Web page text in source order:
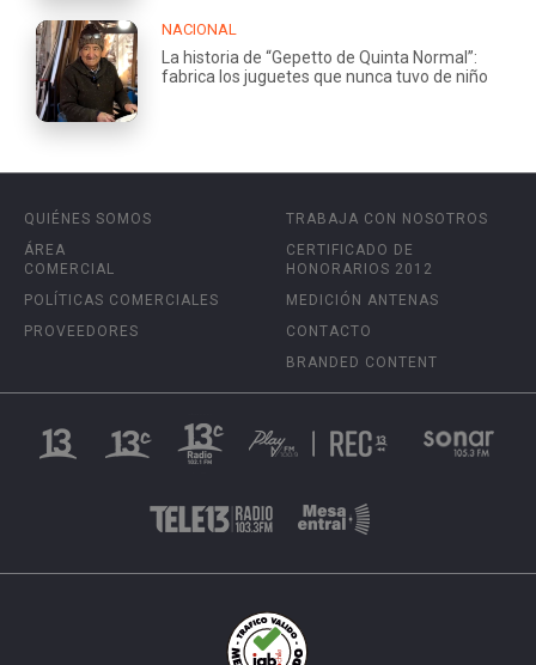
NACIONAL
La historia de “Gepetto de Quinta Normal”:
fabrica los juguetes que nunca tuvo de niño
QUIÉNES SOMOS
ÁREA
COMERCIAL
POLÍTICAS COMERCIALES
PROVEEDORES
TRABAJA CON NOSOTROS
CERTIFICADO DE
HONORARIOS 2012
MEDICIÓN ANTENAS
CONTACTO
BRANDED CONTENT